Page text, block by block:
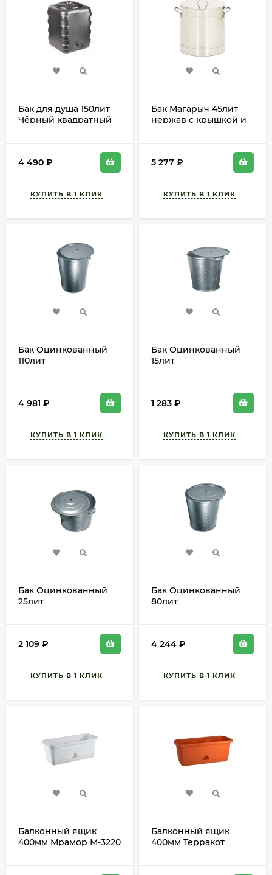
Бак для душа 150лит
Чёрный квадратный
4 490 ₽
Бак Магарыч 45лит
нержав с крышкой и
5 277 ₽
Бак Оцинкованный
110лит
4 981 ₽
Бак Оцинкованный
15лит
1 283 ₽
Бак Оцинкованный
25лит
2 109 ₽
Бак Оцинкованный
80лит
4 244 ₽
Балконный ящик
400мм Мрамор М-3220
Балконный ящик
400мм Терракот